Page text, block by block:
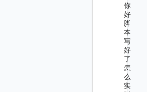
你
好
脚
本
写
好
了
怎
么
实